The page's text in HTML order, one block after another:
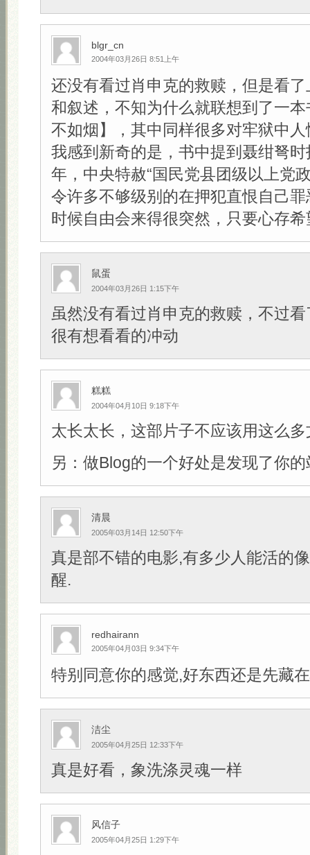
blgr_cn
2004年03月26日 8:51上午
还没有看过肖申克的救赎，但是看
和叙述，不知为什么就联想到了一
不如烟】，其中同样很多对牢狱中
我感到新奇的是，书中提到聂绀弩
年，中央特赦“国民党县团级以上党
令许多不够级别的在押犯直恨自己
时候自由会来得很突然，只要心存
鼠蛋
2004年03月26日 1:15下午
虽然没有看过肖申克的救赎，不过
很有想看看的冲动
糕糕
2004年04月10日 9:18下午
太长太长，这部片子不应该用这么
另：做Blog的一个好处是发现了你的
清晨
2005年03月14日 12:50下午
真是部不错的电影,有多少人能活的
醒.
redhairann
2005年04月03日 9:34下午
特别同意你的感觉,好东西还是先藏
洁尘
2005年04月25日 12:33下午
真是好看，象洗涤灵魂一样
风信子
2005年04月25日 1:29下午